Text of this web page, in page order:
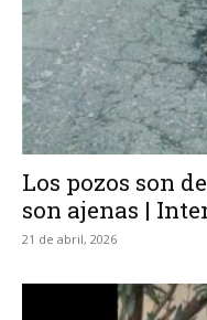
Los pozos son
son ajenas |
21 de abril, 2026